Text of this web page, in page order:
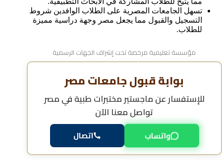
تسهل الجامعات المصرية على الطلاب الوافدين شروط
التسجيل والقبول مما يجعل مصر وجهة دراسية مميزة
للطلاب.
مؤسسة تعليمية مرخصة تحت إشراف الجهات الرسمية
بوابة قبول جامعات مصر
للإستفسار عنماجستير مختبرات طبية في مصر
تواصل معنا الآن
واتساب اتصال